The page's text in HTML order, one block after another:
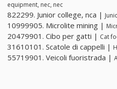
equipment, nec, nec
822299. Junior college, nca |
10999905. Microlite mining |
20479901. Cibo per gatti | Cat
31610101. Scatole di cappelli |
55719901. Veicoli fuoristrada |